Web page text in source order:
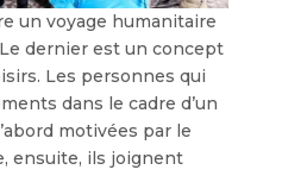
un voyage humanitaire
dernier est un concept
Les personnes qui
dans le cadre d’un
motivées par le
ensuite, ils joignent